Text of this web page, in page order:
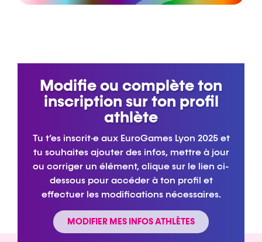
Modifie ou complète ton
inscription sur ton profil
athlète
Tu t’es inscrit·e aux EuroGames Lyon 2025 et
tu souhaites ajouter des infos, mettre à jour
ou corriger un élément, clique sur le lien ci-
dessous pour accéder à ton profil et
effectuer les modifications nécessaires.
MODIFIER MES INFOS ATHLÈTES